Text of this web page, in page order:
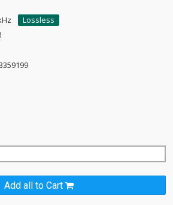
Lossless
Add all to Cart